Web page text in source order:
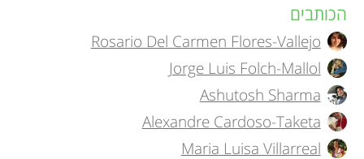
r
s
f
A
u
t
h
הכותבים
Rosario Del Carmen Flores-Vallejo
Jorge Luis Folch-Mallol
Ashutosh Sharma
Alexandre Cardoso-Taketa
Maria Luisa Villarreal